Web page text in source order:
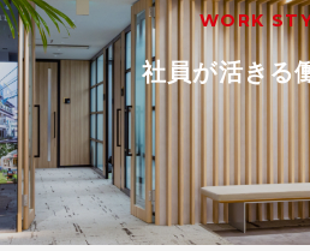
WORK
社員が活きる